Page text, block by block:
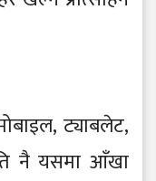
ट्याबलेट,
नै यसमा आँखा